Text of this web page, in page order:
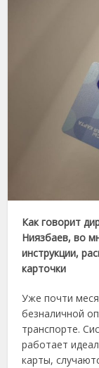
Как говорит
Ниязбаев, во
инструкции,
карточки
Уже почти
безналичной
транспорте.
работает
карты,